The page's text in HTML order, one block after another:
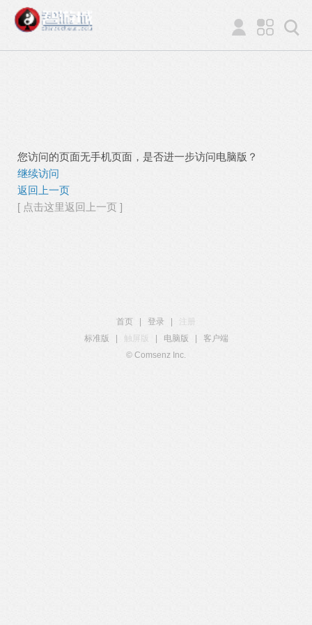
您访问的页面无手机页面，是否进一步访问电脑版？
继续访问
返回上一页
[ 点击这里返回上一页 ]
首页 登录
注册
标准版
触屏版 电脑版
客户端
© Comsenz Inc.